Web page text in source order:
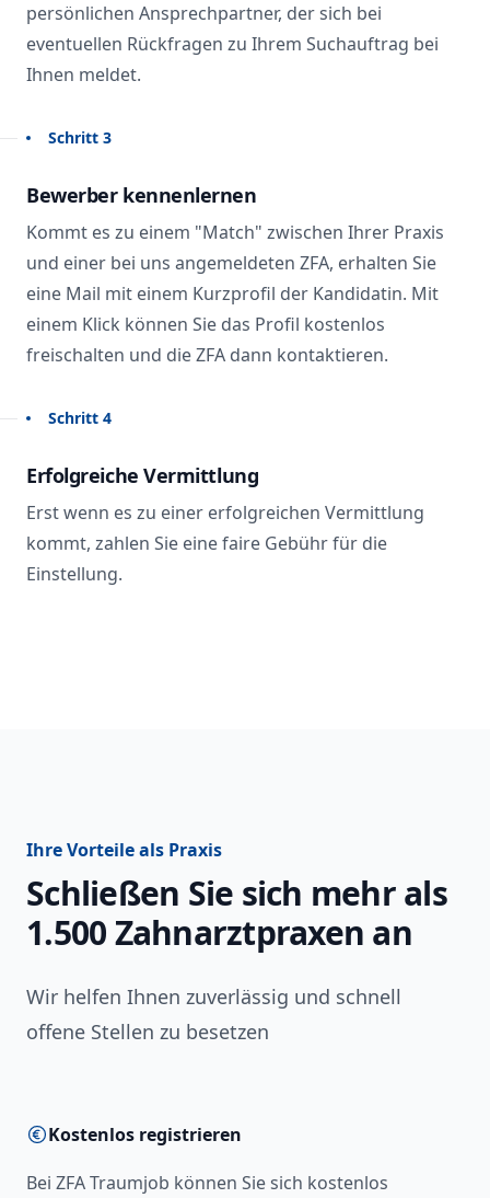
persönlichen Ansprechpartner, der sich bei
eventuellen Rückfragen zu Ihrem Suchauftrag bei
Ihnen meldet.
Schritt 3
Bewerber kennenlernen
Kommt es zu einem "Match" zwischen Ihrer Praxis
und einer bei uns angemeldeten ZFA, erhalten Sie
eine Mail mit einem Kurzprofil der Kandidatin. Mit
einem Klick können Sie das Profil kostenlos
freischalten und die ZFA dann kontaktieren.
Schritt 4
Erfolgreiche Vermittlung
Erst wenn es zu einer erfolgreichen Vermittlung
kommt, zahlen Sie eine faire Gebühr für die
Einstellung.
Ihre Vorteile als Praxis
Schließen Sie sich mehr als
1.500 Zahnarztpraxen an
Wir helfen Ihnen zuverlässig und schnell
offene Stellen zu besetzen
Kostenlos registrieren
Bei ZFA Traumjob können Sie sich kostenlos